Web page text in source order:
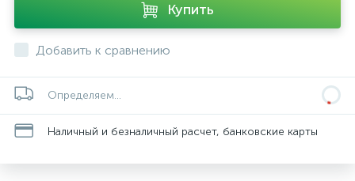
Купить
Добавить к сравнению
Определяем...
Наличный и безналичный расчет, банковские карты